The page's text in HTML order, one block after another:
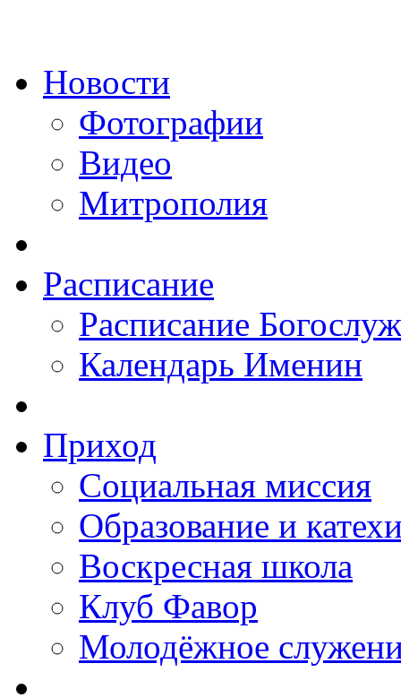
Новости
Фотографии
Видео
Митрополия
Расписание
Расписание
Календарь Именин
Приход
Социальная миссия
Образование и
Воскресная школа
Клуб Фавор
Молодёжное